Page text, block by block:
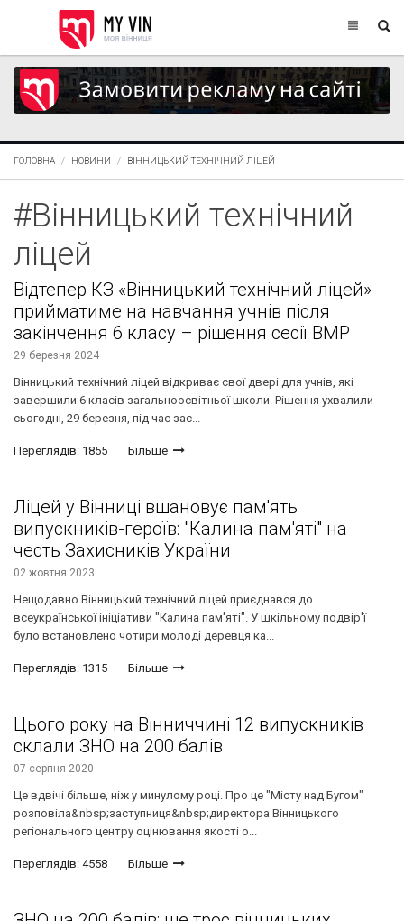
ГОЛОВНА НОВИНИ ВІННИЦЬКИЙ ТЕХНІЧНИЙ ЛІЦЕЙ
#Вінницький технічний
ліцей
Відтепер КЗ «Вінницький технічний ліцей»
прийматиме на навчання учнів після
закінчення 6 класу – рішення сесії ВМР
29 березня 2024
Вінницький технічний ліцей відкриває свої двері для учнів, які
завершили 6 класів загальноосвітньої школи. Рішення ухвалили
сьогодні, 29 березня, під час зас...
Переглядів: 1855 Більше
Ліцей у Вінниці вшановує пам'ять
випускників-героїв: "Калина пам'яті" на
честь Захисників України
02 жовтня 2023
Нещодавно Вінницький технічний ліцей приєднався до
всеукраїнської ініціативи "Калина пам'яті". У шкільному подвір'ї
було встановлено чотири молоді деревця ка...
Переглядів: 1315 Більше
Цього року на Вінниччині 12 випускників
склали ЗНО на 200 балів
07 серпня 2020
Це вдвічі більше, ніж у минулому році. Про це "Місту над Бугом"
розповіла&nbsp;заступниця&nbsp;директора Вінницького
регіонального центру оцінювання якості о...
Переглядів: 4558 Більше